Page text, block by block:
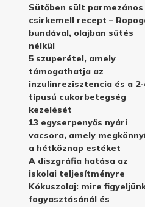
Sütőben sült parmezános
csirkemell recept –
bundával, olajban sütés
nélkül
5 szuperétel, amely
támogathatja az
inzulinrezisztencia és a 2-
típusú cukorbetegség
kezelését
13 egyserpenyős nyári
vacsora, amely
a hétköznap estéket
A diszgráfia hatása az
iskolai teljesítményre
Kókuszolaj: mire
fogyasztásánál és